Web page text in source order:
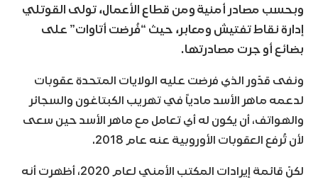
وبحسب مصادر أمنية ومن قطاع الأعمال، تولى القوتلي
إدارة نقاط تفتيش ومعابر، حيث “فُرضت أتاوات” على
بضائع أو جرت مصادرتها.
ونفى قدّور الذي فرضت عليه الولايات المتحدة عقوبات
لدعمه ماهر الأسد مادياً في تهريب الكبتاغون والسجائر
والهواتف، أن يكون له أي تعامل مع ماهر الأسد حين سعى
لأن تُرفع العقوبات الأوروبية عنه عام 2018.
لكنّ قائمة إيرادات المكتب الأمني لعام 2020، أظهرت أنه